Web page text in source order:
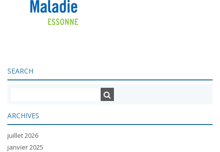
SEARCH
ARCHIVES
juillet 2026
janvier 2025